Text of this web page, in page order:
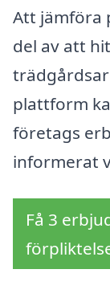
Att jämföra
del av att
plattform
företags
informerat
Få 3